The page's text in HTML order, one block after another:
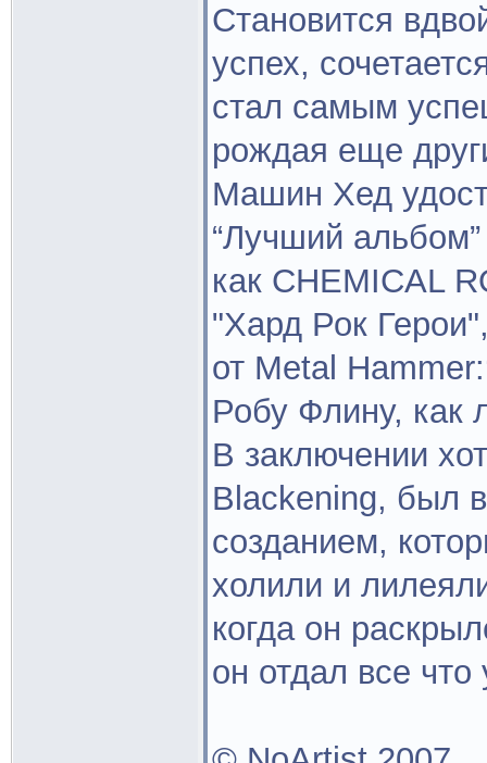
Становится
успех,
стал самым
рождая еще
Машин Хед
“Лучший
как CHEMICAL
"Хард Рок
от Metal
Робу Флину, как
В заключении
Blackening, был
созданием,
холили и
когда он
он отдал все